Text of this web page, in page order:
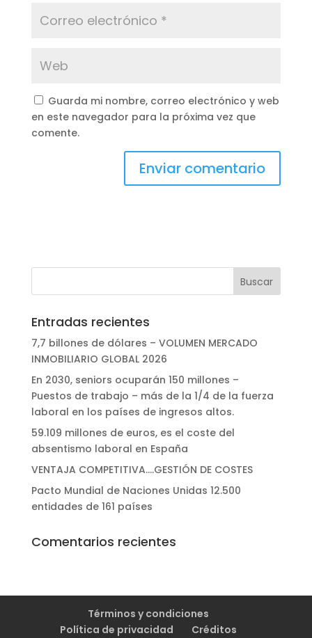
Guarda mi nombre, correo electrónico y web
en este navegador para la próxima vez que
comente.
Entradas recientes
7,7 billones de dólares – VOLUMEN MERCADO
INMOBILIARIO GLOBAL 2026
En 2030, seniors ocuparán 150 millones –
Puestos de trabajo – más de la 1/4 de la fuerza
laboral en los países de ingresos altos.
59.109 millones de euros, es el coste del
absentismo laboral en España
VENTAJA COMPETITIVA….GESTIÓN DE COSTES
Pacto Mundial de Naciones Unidas 12.500
entidades de 161 países
Comentarios recientes
Términos y condiciones
Política de privacidad
Créditos